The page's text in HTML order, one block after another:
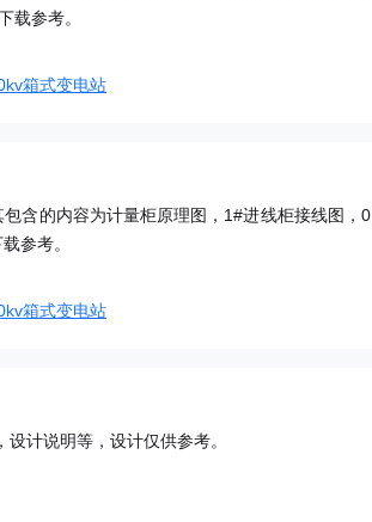
载参考。
箱式变电站
含的内容为计量柜原理图，1#进线柜接线图，
参考。
箱式变电站
计说明等，设计仅供参考。